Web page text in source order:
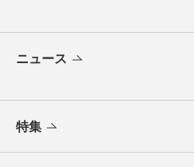
ニュース
特集